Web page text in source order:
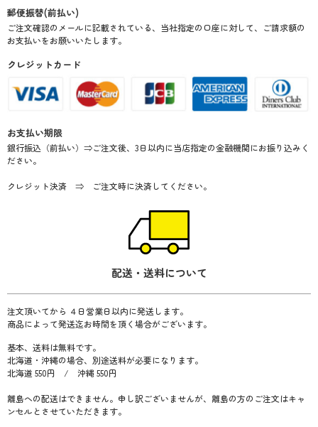
郵便振替(前払い)
ご注文確認のメールに記載されている、当社指定の口座に対して、ご請求額の
お支払いをお願いいたします。
クレジットカード
お支払い期限
銀行振込（前払い）⇒ご注文後、3日以内に当店指定の金融機関にお振り込みく
ださい。
クレジット決済 ⇒ ご注文時に決済してください。
配送・送料について
注文頂いてから ４日営業日以内に発送します。
商品によって発送迄お時間を頂く場合がございます。
基本、送料は無料です。
北海道・沖縄の場合、別途送料が必要になります。
北海道 550円 / 沖縄 550円
離島への配送はできません。申し訳ございませんが、離島の方のご注文はキャ
ンセルとさせていただきます。